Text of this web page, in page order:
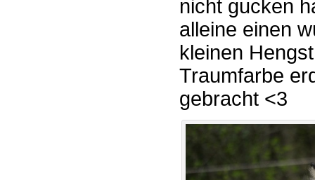
nicht gucken
alleine einen
kleinen
Traumfarbe
gebracht <3